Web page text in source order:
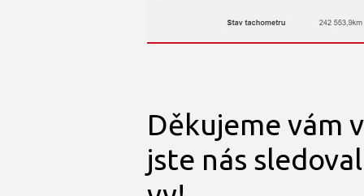
Děkujeme vám
jste nás